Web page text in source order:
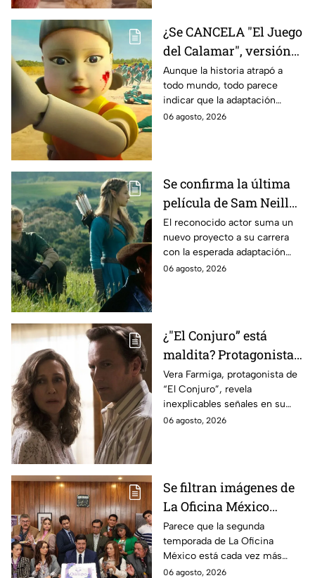
¿Se CANCELA "El Juego
del Calamar", versión
Estados Unidos? Esto
es lo que se sabe al
momento
Aunque la historia atrapó a
todo mundo, todo parece
indicar que la adaptación
podría ser cancelada:
06 agosto, 2026
Se confirma la última
película de Sam Neill
antes de morir: esto es
lo que se sabe hasta
ahora
El reconocido actor suma un
nuevo proyecto a su carrera
con la esperada adaptación
cinematográfica del popular
06 agosto, 2026
¿"El Conjuro” está
maldita? Protagonista
revela INQUIETANTES
señales en su cuerpo
durante la grabación de
la película
Vera Farmiga, protagonista de
“El Conjuro”, revela
inexplicables señales en su
cuerpo durante el rodaje de la
06 agosto, 2026
Se filtran imágenes de
La Oficina México
temporada 2 y un
detalle desata teorías
entre los fans
Parece que la segunda
temporada de La Oficina
México está cada vez más
cerca, pues el elenco ya se
06 agosto, 2026